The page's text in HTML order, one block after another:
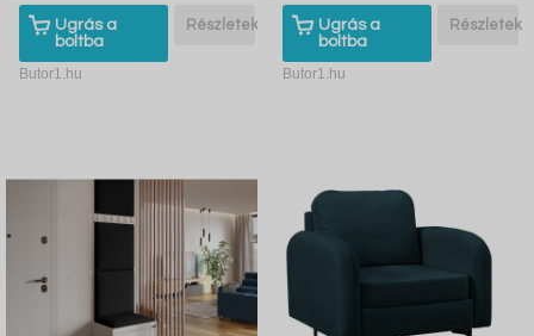
Ugrás a
boltba
Részletek
Butor1.hu
Ugrás a
boltba
Részletek
Butor1.hu